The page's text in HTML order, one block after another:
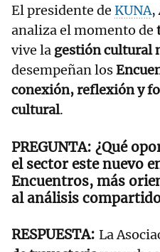
El presidente de KUNA,
analiza el momento de
vive la gestión cultural
desempeñan los
conexión, reflexión y
cultural.
¿Qué
el sector este nuevo
Encuentros, más
al análisis
La